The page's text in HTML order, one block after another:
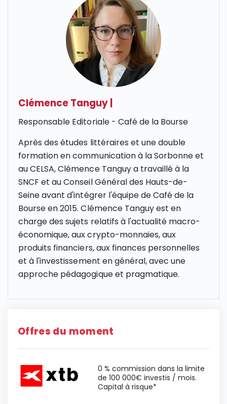
Clémence Tanguy
Responsable Editoriale - Café de la Bourse
Après des études littéraires et une double
formation en communication à la Sorbonne et
au CELSA, Clémence Tanguy a travaillé à la
SNCF et au Conseil Général des Hauts-de-
Seine avant d'intégrer l'équipe de Café de la
Bourse en 2015. Clémence Tanguy est en
charge des sujets relatifs à l'actualité macro-
économique, aux crypto-monnaies, aux
produits financiers, aux finances personnelles
et à l'investissement en général, avec une
approche pédagogique et pragmatique.
Offres du moment
0 % commission dans la limite
de 100 000€ investis / mois.
Capital à risque*